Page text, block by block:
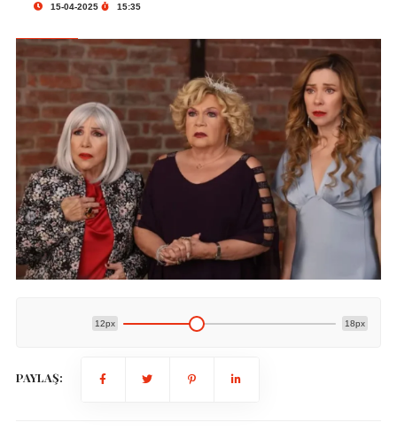
15-04-2025 15:35
12px 18px
PAYLAŞ: